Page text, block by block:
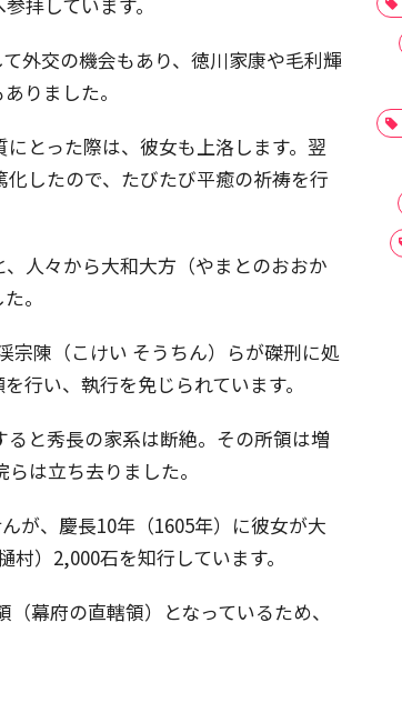
外交の機会もあり、徳川家康や毛利輝
りました。
とった際は、彼女も上洛します。翌
したので、たびたび平癒の祈祷を行
人々から大和大方（やまとのおおか
。
宗陳（こけい そうちん）らが磔刑に処
行い、執行を免じられています。
と秀長の家系は断絶。その所領は増
は立ち去りました。
が、慶長10年（1605年）に彼女が大
）2,000石を知行しています。
幕府の直轄領）となっているため、